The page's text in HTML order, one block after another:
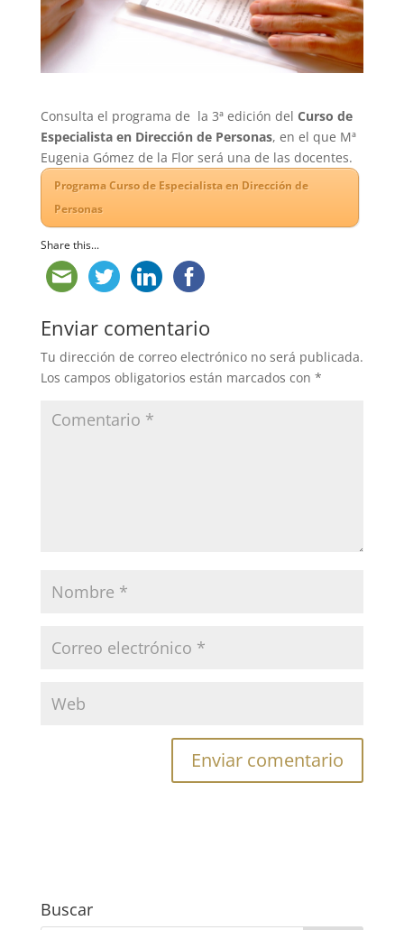
Consulta el programa de la 3ª edición del Curso de
Especialista en Dirección de Personas, en el que Mª
Eugenia Gómez de la Flor será una de las docentes.
Programa Curso de Especialista en Dirección de
Personas
Share this...
Enviar comentario
Tu dirección de correo electrónico no será publicada.
Los campos obligatorios están marcados con *
Buscar